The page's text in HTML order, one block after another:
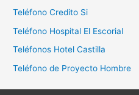
Teléfono Credito Si
Teléfono Hospital El Escorial
Teléfonos Hotel Castilla
Teléfono de Proyecto Hombre